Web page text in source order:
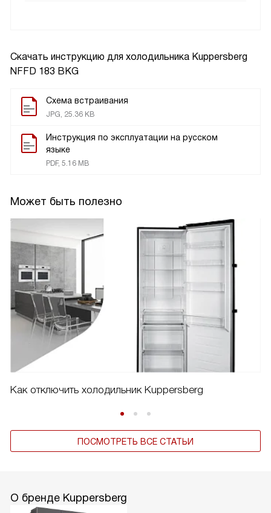
Скачать инструкцию для холодильника Kuppersberg
NFFD 183 BKG
Схема встраивания
JPG, 25.36 KB
Инструкция по эксплуатации на русском
языке
PDF, 5.16 MB
Может быть полезно
Как отключить холодильник Kuppersberg
ПОСМОТРЕТЬ ВСЕ СТАТЬИ
О бренде Kuppersberg